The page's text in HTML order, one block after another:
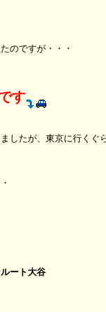
のですが・・・
す
したが、東京に行くぐ
ート大谷